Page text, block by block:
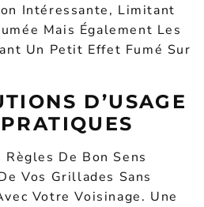
Intéressante, Limitant
Mais Également Les
Un Petit Effet Fumé Sur
D’USAGE
De Bon Sens
Vos Grillades Sans
Votre Voisinage. Une